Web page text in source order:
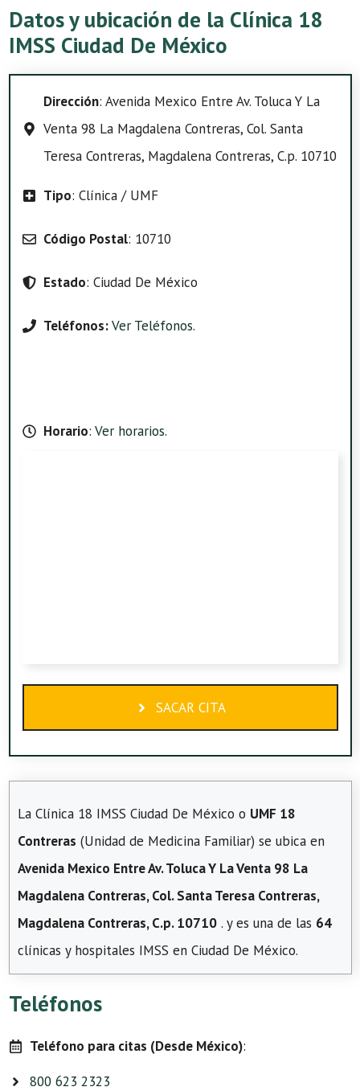
Datos y ubicación de la Clínica 18
IMSS Ciudad De México
Dirección: Avenida Mexico Entre Av. Toluca Y La
Venta 98 La Magdalena Contreras, Col. Santa
Teresa Contreras, Magdalena Contreras, C.p. 10710
Tipo: Clínica / UMF
Código Postal: 10710
Estado: Ciudad De México
Teléfonos:Ver Teléfonos.
Horario: Ver horarios.
SACAR CITA
La Clínica 18 IMSS Ciudad De México o UMF 18
Contreras (Unidad de Medicina Familiar) se ubica en
Avenida Mexico Entre Av. Toluca Y La Venta 98 La
Magdalena Contreras, Col. Santa Teresa Contreras,
Magdalena Contreras, C.p. 10710 . y es una de las 64
clínicas y hospitales IMSS en Ciudad De México.
Teléfonos
Teléfono para citas (Desde México):
800 623 2323